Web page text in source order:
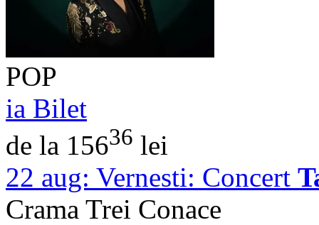
POP
ia Bilet
de la 15636 lei
22 aug: Vernesti: Concert
Crama Trei Conace